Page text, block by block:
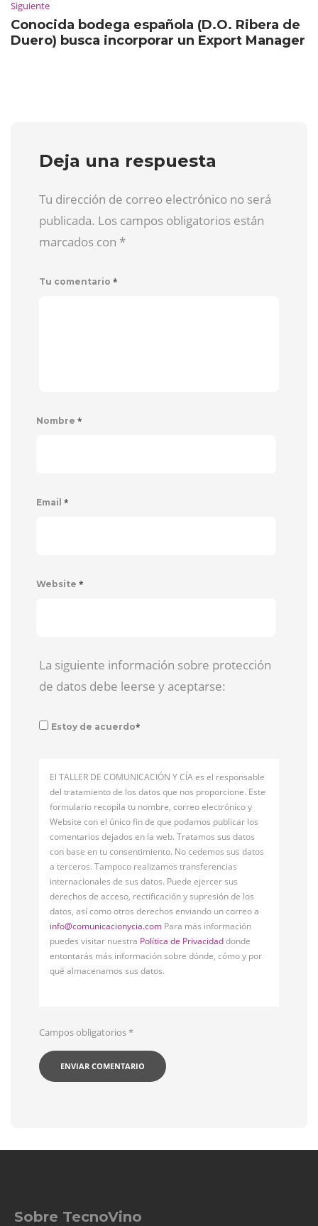
Siguiente
Conocida bodega española (D.O. Ribera de
Duero) busca incorporar un Export Manager
Deja una respuesta
Tu dirección de correo electrónico no será
publicada. Los campos obligatorios están
marcados con *
Tu comentario *
Nombre *
Email *
Website *
La siguiente información sobre protección
de datos debe leerse y aceptarse:
Estoy de acuerdo*
El TALLER DE COMUNICACIÓN Y CÍA es el responsable
del tratamiento de los datos que nos proporcione. Este
formulario recopila tu nombre, correo electrónico y
Website con el único fin de que podamos publicar los
comentarios dejados en la web. Tratamos sus datos
con base en tu consentimiento. No cedemos sus datos
a terceros. Tampoco realizamos transferencias
internacionales de sus datos. Puede ejercer sus
derechos de acceso, rectificación y supresión de los
datos, así como otros derechos enviando un correo a
info@comunicacionycia.com Para más información
puedes visitar nuestra Política de Privacidaddonde
entontarás más información sobre dónde, cómo y por
qué almacenamos sus datos.
Campos obligatorios*
Sobre TecnoVino